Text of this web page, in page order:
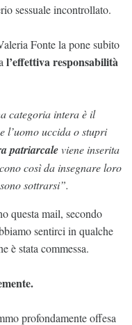
sessuale incontrollato.
Fonte la pone subito
l’effettiva responsabilità
categoria intera è il
l’uomo uccida o stupri
patriarcaleviene inserita
così da insegnare loro
sottrarsi”.
questa mail, secondo
sentirci in qualche
è stata commessa.
profondamente offesa